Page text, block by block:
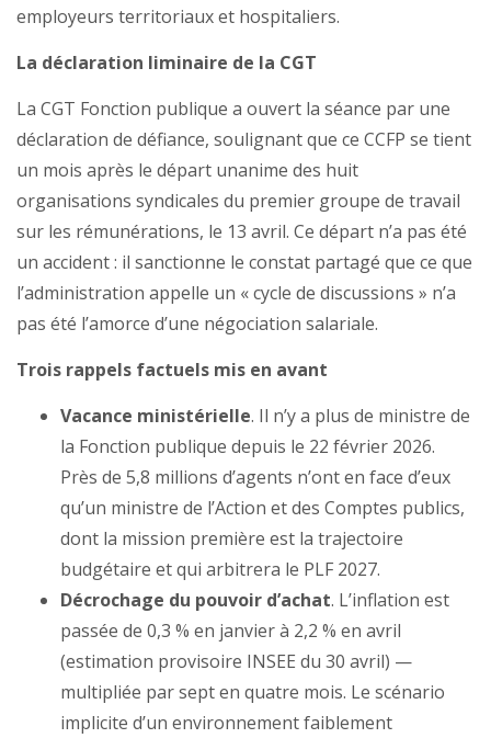
employeurs territoriaux et hospitaliers.
La déclaration liminaire de la CGT
La CGT Fonction publique a ouvert la séance par une
déclaration de défiance, soulignant que ce CCFP se tient
un mois après le départ unanime des huit
organisations syndicales du premier groupe de travail
sur les rémunérations, le 13 avril. Ce départ n’a pas été
un accident : il sanctionne le constat partagé que ce que
l’administration appelle un « cycle de discussions » n’a
pas été l’amorce d’une négociation salariale.
Trois rappels factuels mis en avant
Vacance ministérielle. Il n’y a plus de ministre de
la Fonction publique depuis le 22 février 2026.
Près de 5,8 millions d’agents n’ont en face d’eux
qu’un ministre de l’Action et des Comptes publics,
dont la mission première est la trajectoire
budgétaire et qui arbitrera le PLF 2027.
Décrochage du pouvoir d’achat. L’inflation est
passée de 0,3 % en janvier à 2,2 % en avril
(estimation provisoire INSEE du 30 avril) —
multipliée par sept en quatre mois. Le scénario
implicite d’un environnement faiblement